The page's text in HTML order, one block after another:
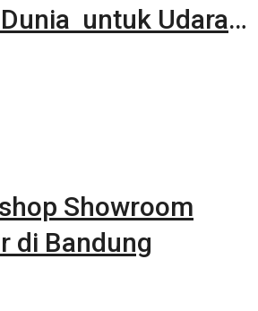
untuk Udara
Showroom
di Bandung